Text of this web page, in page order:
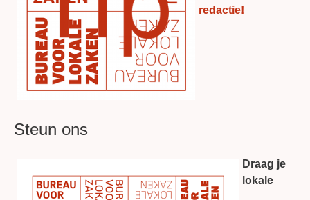
redactie!
Steun ons
Draag je
lokale